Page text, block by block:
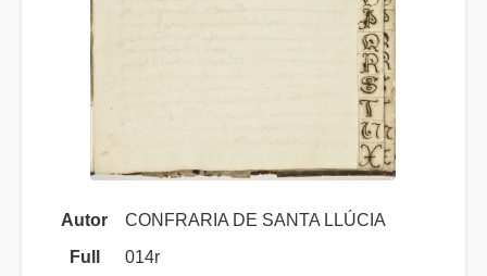
Autor
CONFRARIA DE SANTA LLÚCIA
Full
014r